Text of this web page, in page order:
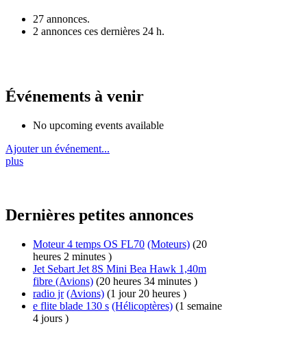
27 annonces.
2 annonces ces dernières 24 h.
Événements à venir
No upcoming events available
Ajouter un événement...
plus
Dernières petites annonces
Moteur 4 temps OS FL70 (Moteurs) (20
heures 2 minutes )
Jet Sebart Jet 8S Mini Bea Hawk 1,40m
fibre (Avions) (20 heures 34 minutes )
radio jr (Avions) (1 jour 20 heures )
e flite blade 130 s (Hélicoptères) (1 semaine
4 jours )